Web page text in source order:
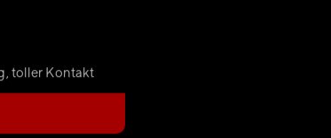
toller Kontakt